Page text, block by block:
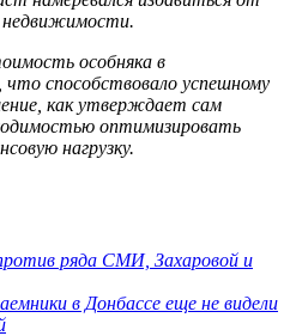
недвижимости.
особняка в
способствовало успешному
как утверждает сам
оптимизировать
нагрузку.
ряда СМИ, Захаровой и
в Донбассе еще не видели